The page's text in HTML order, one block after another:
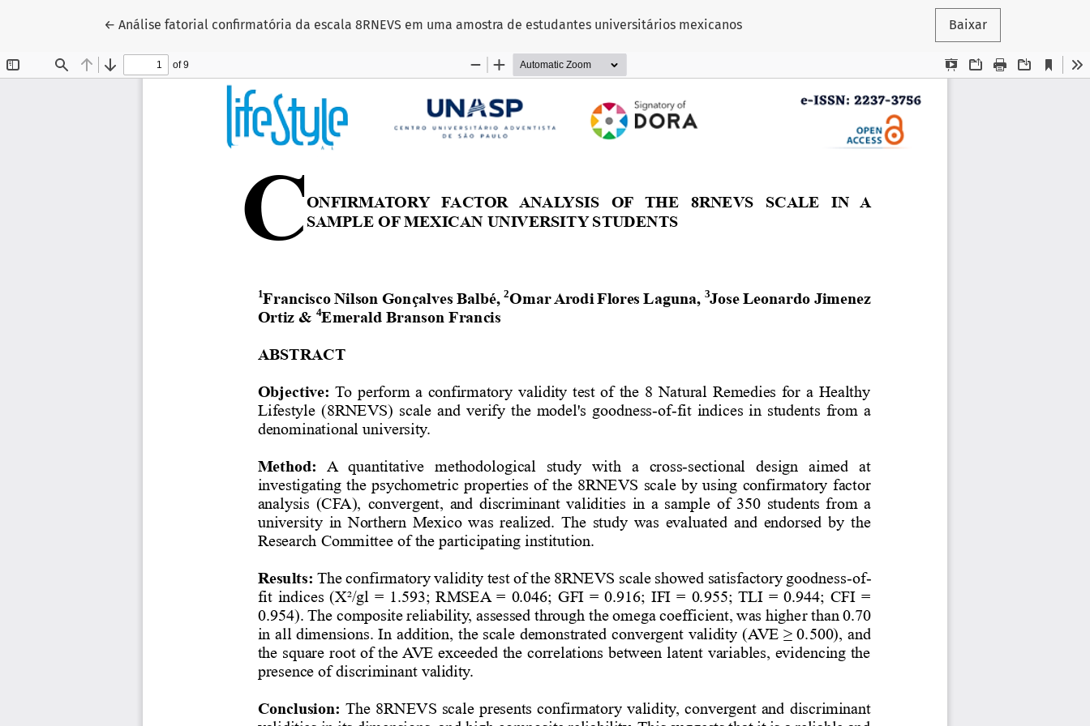
← Voltar aos Detalhes do Artigo
Análise fatorial confirmatória da escala 8RNEVS em uma amostra de estudantes universitários mexicanos Baixar